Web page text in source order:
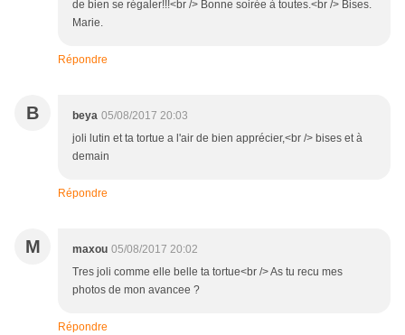
de bien se régaler!!!<br /> Bonne soirée à toutes.<br /> Bises.
Marie.
Répondre
B beya 05/08/2017 20:03
joli lutin et ta tortue a l'air de bien apprécier,<br /> bises et à
demain
Répondre
M maxou 05/08/2017 20:02
Tres joli comme elle belle ta tortue<br /> As tu recu mes
photos de mon avancee ?
Répondre